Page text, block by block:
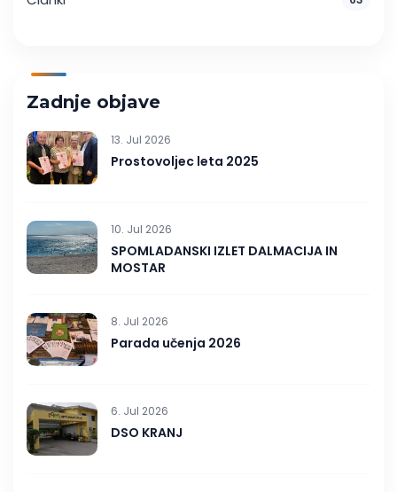
Zadnje objave
13. Jul 2026
Prostovoljec leta 2025
10. Jul 2026
SPOMLADANSKI IZLET DALMACIJA IN
MOSTAR
8. Jul 2026
Parada učenja 2026
6. Jul 2026
DSO KRANJ